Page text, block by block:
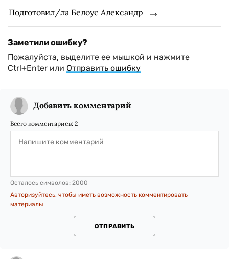
Подготовил/ла Белоус Александр
Заметили ошибку?
Пожалуйста, выделите ее мышкой и нажмите
Ctrl+Enter или Отправить ошибку
Добавить комментарий
Всего комментариев: 2
Осталось символов: 2000
Авторизуйтесь, чтобы иметь возможность комментировать
материалы
ОТПРАВИТЬ